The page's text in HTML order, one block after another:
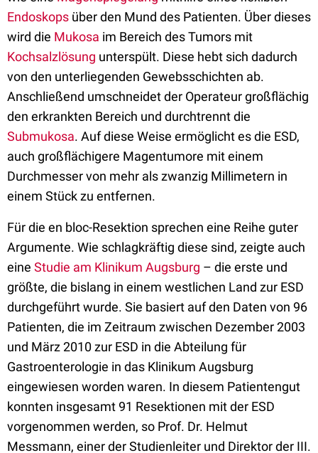
Endoskops über den Mund des Patienten. Über dieses
wird die Mukosa im Bereich des Tumors mit
Kochsalzlösung unterspült. Diese hebt sich dadurch
von den unterliegenden Gewebsschichten ab.
Anschließend umschneidet der Operateur großflächig
den erkrankten Bereich und durchtrennt die
Submukosa. Auf diese Weise ermöglicht es die ESD,
auch großflächigere Magentumore mit einem
Durchmesser von mehr als zwanzig Millimetern in
einem Stück zu entfernen.
Für die en bloc-Resektion sprechen eine Reihe guter
Argumente. Wie schlagkräftig diese sind, zeigte auch
eine Studie am Klinikum Augsburg – die erste und
größte, die bislang in einem westlichen Land zur ESD
durchgeführt wurde. Sie basiert auf den Daten von 96
Patienten, die im Zeitraum zwischen Dezember 2003
und März 2010 zur ESD in die Abteilung für
Gastroenterologie in das Klinikum Augsburg
eingewiesen worden waren. In diesem Patientengut
konnten insgesamt 91 Resektionen mit der ESD
vorgenommen werden, so Prof. Dr. Helmut
Messmann, einer der Studienleiter und Direktor der III.